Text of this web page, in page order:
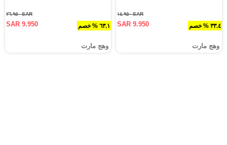
٣٣.٤ % خصم
SAR ١٤.٩٥٠
SAR 9.950
وهج مارت
٦٣.١ % خصم
SAR ٢٦.٩٥٠
SAR 9.950
وهج مارت